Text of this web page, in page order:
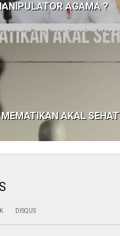
AGAMA ?
MEMATIKAN AKAL SEHAT
DISQUS